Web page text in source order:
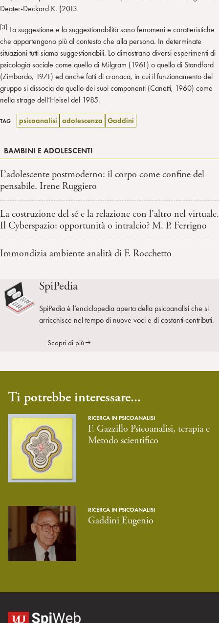
Deater-Deckard K. (2013
[3] La suggestione e la suggestionabilità sono fenomeni e caratteristiche
che appartengono più al contesto che alla persona. In determinate
situazioni tutti siamo suggestionabili. Lo dimostrano diversi esperimenti di
psicologia sociale come quello di Milgram (1961) o quello di Standford
(Zimbardo, 1971) ed anche fatti di cronaca, in cui il funzionamento del
gruppo si dissocia da quello dei suoi componenti (Canetti, 1960) come
nella strage dell’Heisel del 1985.
TAG psicoanalisi adolescenza Gaddini
BAMBINI E ADOLESCENTI
L’adolescente postmoderno: il corpo come confine del
pensabile. Irene Ruggiero
La costruzione del sé e la relazione con l’altro nel virtuale.
Il Cyberspazio: opportunità o intralcio? M. P. Ferrigno
Immondizia ambiente analità di F. Rocchetto
SpiPedia
SpiPedia è l’enciclopedia aperta della psicoanalisi che si
arricchisce nel tempo di nuove voci e di costanti contributi.
Scopri di più
Ti potrebbe interessare...
RICERCA IN PSICOANALISI
F. Gazzillo Psicoanalisi, terapia e
Metodo scientifico
RICERCA IN PSICOANALISI
Gaddini Eugenio